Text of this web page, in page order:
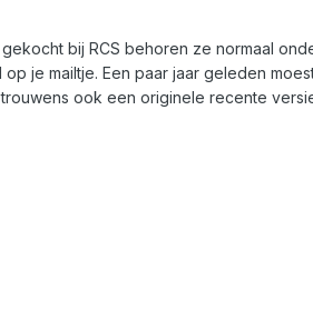
bij RCS behoren ze normaal
je mailtje. Een paar jaar geleden
ook een originele recente